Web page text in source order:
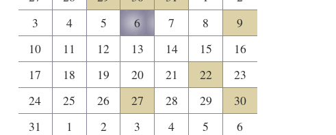
3
4 5 6 7 8
9
10
11 12 13 14 15
16
17
18 19 20 21 22
23
24
25 26 27 28 29
30
31
1 2 3 4 5 6